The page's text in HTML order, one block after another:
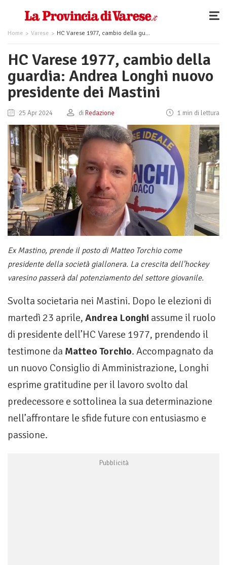
Home Varese HC Varese 1977, cambio della guardia: Andrea Longhi nuovo presidente dei Mastini
HC Varese 1977, cambio della
guardia: Andrea Longhi nuovo
presidente dei Mastini
25 Apr 2024 di Redazione 1 min di lettura
Ex Mastino, prende il posto di Matteo Torchio come
presidente della società giallonera. La crescita dell'hockey
varesino passerà dal potenziamento del settore giovanile.
Svolta societaria nei Mastini. Dopo le elezioni di
martedì 23 aprile, Andrea Longhi assume il ruolo
di presidente dell’HC Varese 1977, prendendo il
testimone da Matteo Torchio. Accompagnato da
un nuovo Consiglio di Amministrazione, Longhi
esprime gratitudine per il lavoro svolto dal
predecessore e sottolinea la sua determinazione
nell’affrontare le sfide future con entusiasmo e
passione.